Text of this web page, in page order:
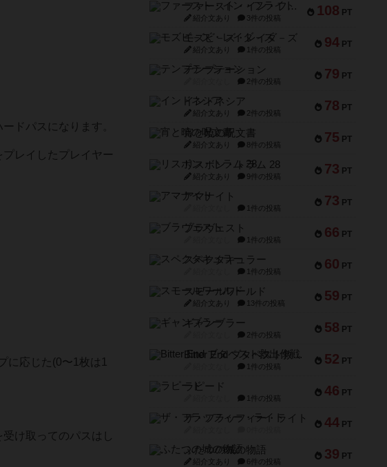
ドパスになります。
レイしたプレイヤー
に応じた(0〜1枚は1
け取ってのパスはし
108 PT
ファースト・イン・フライト
紹介文あり 3件の投稿
94 PT
モズビ－ズ・レイダ－ズ
紹介文あり 1件の投稿
79 PT
テンプテーション
2件の投稿
78 PT
インドネシア
紹介文あり 2件の投稿
75 PT
宵と暁の呪文書
紹介文あり 8件の投稿
73 PT
リスボン・トラム 28
紹介文あり 9件の投稿
73 PT
アマナイト
1件の投稿
66 PT
ブラヴェスト
1件の投稿
60 PT
スペクタキュラー
1件の投稿
59 PT
スモールワールド
紹介文あり 13件の投稿
58 PT
ギャンブラー
2件の投稿
52 PT
Bitter End ブタペスト救出作戦
1件の投稿
46 PT
ラピード
1件の投稿
44 PT
ザ・フラッフィー・ライト
39 PT
ふたつの城の物語
紹介文あり 6件の投稿